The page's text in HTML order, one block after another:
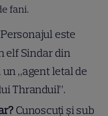
fani.
Personajul este
elf Sindar din
„agent letal de
Thranduil”.
Cunoscuți și sub